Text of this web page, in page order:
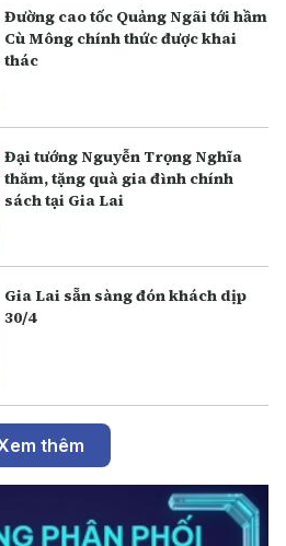
Đường cao tốc Quảng Ngãi tới hầm
Cù Mông chính thức được khai
thác
Đại tướng Nguyễn Trọng Nghĩa
thăm, tặng quà gia đình chính
sách tại Gia Lai
Gia Lai sẵn sàng đón khách dịp
30/4
thêm